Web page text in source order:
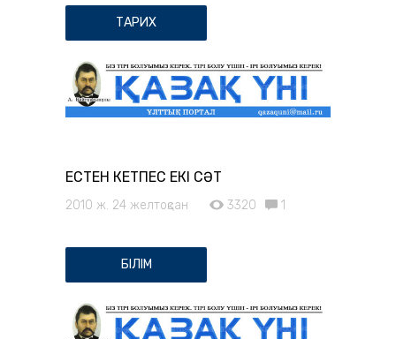
ТАРИХ
ЕСТЕН КЕТПЕС ЕКІ СӘТ
2010 ж. 24 желтоқсан 3320 1
БІЛІМ